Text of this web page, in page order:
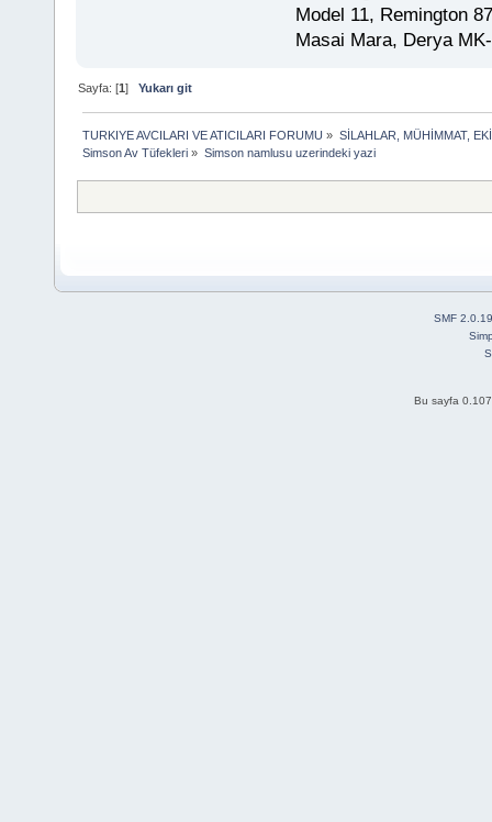
Model 11, Remington
Masai Mara, Derya
Sayfa: [1]Yukarı git
TURKIYE AVCILARI VE ATICILARI FORUMU » SİLAHLAR, MÜHİMMAT,
Simson Av Tüfekleri » Simson namlusu uzerindeki yazi
SMF 2.0.19
Bu sayfa